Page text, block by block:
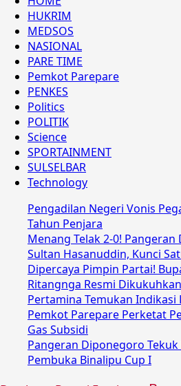
HUKRIM
MEDSOS
NASIONAL
PARE TIME
Pemkot Parepare
PENKES
Politics
POLITIK
Science
SPORTAINMENT
SULSELBAR
Technology
Pengadilan Negeri Vonis
Tahun Penjara
Menang Telak 2-0!
Sultan Hasanuddin, Kunci
Dipercaya Pimpin Partai!
Ritangnga Resmi
Pertamina Temukan Indikasi
Pemkot Parepare Perketat
Gas Subsidi
Pangeran Diponegoro
Pembuka Binalipu Cup I